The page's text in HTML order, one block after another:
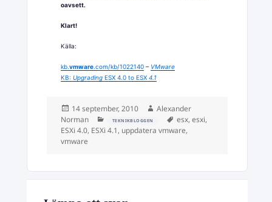
oavsett.
Klart!
Källa:
kb.vmware.com/kb/1022140– VMware
KB: UpgradingESX 4.0 to ESX 4.1
Postat
14 september, 2010 Författare
Alexander
Norman
Kategorier
TEKNIKBLOGGEN Taggar
esx,esxi,
ESXi 4.0, ESXi 4.1, uppdatera vmware,
vmware